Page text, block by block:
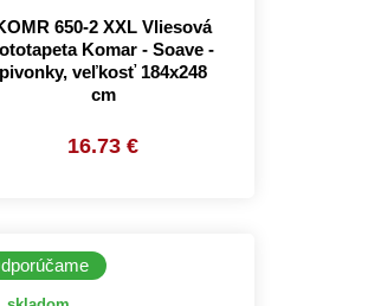
650-2 XXL Vliesová
Komar - Soave -
pivonky, veľkosť 184x248
cm
16.73 €